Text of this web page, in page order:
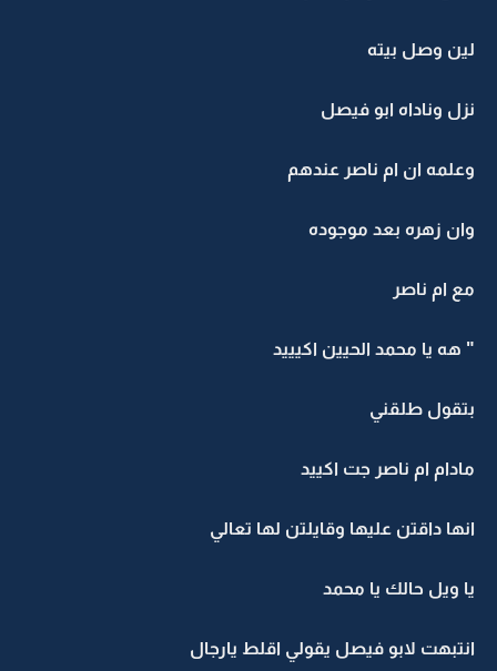
لين وصل بيته
نزل وناداه ابو فيصل
وعلمه ان ام ناصر عندهم
وان زهره بعد موجوده
مع ام ناصر
" هه يا محمد الحيين اكيييد
بتقول طلقني
مادام ام ناصر جت اكييد
انها داقتن عليها وقايلتن لها تعالي
يا ويل حالك يا محمد
انتبهت لابو فيصل يقولي اقلط يارجال